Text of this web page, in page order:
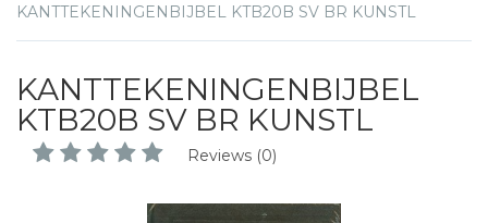
KANTTEKENINGENBIJBEL KTB20B SV BR KUNSTL
KANTTEKENINGENBIJBEL
KTB20B SV BR KUNSTL
Reviews (0)